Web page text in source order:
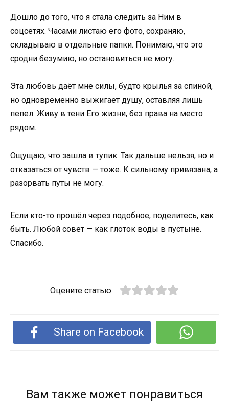
Дошло до того, что я стала следить за Ним в
соцсетях. Часами листаю его фото, сохраняю,
складываю в отдельные папки. Понимаю, что это
сродни безумию, но остановиться не могу.
Эта любовь даёт мне силы, будто крылья за спиной,
но одновременно выжигает душу, оставляя лишь
пепел. Живу в тени Его жизни, без права на место
рядом.
Ощущаю, что зашла в тупик. Так дальше нельзя, но и
отказаться от чувств — тоже. К сильному привязана, а
разорвать путы не могу.
Если кто-то прошёл через подобное, поделитесь, как
быть. Любой совет — как глоток воды в пустыне.
Спасибо.
Оцените статью
Share on Facebook
Вам также может понравиться